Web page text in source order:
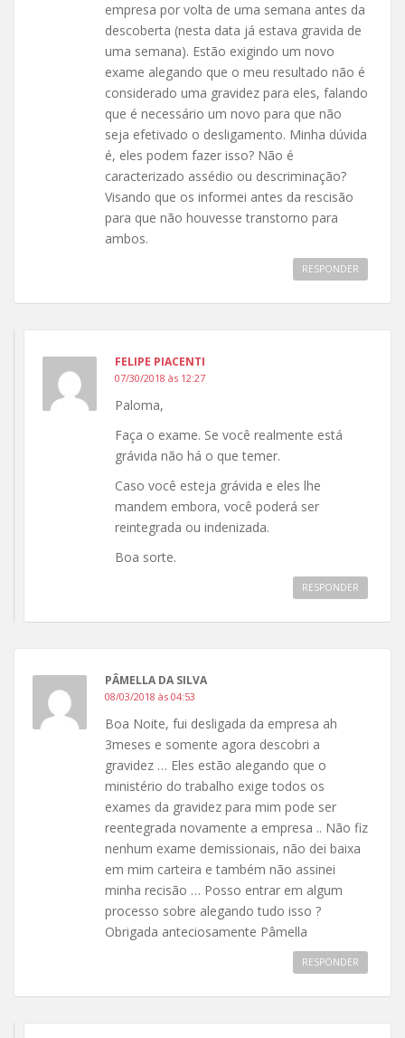
empresa por volta de uma semana antes da
descoberta (nesta data já estava gravida de
uma semana). Estão exigindo um novo
exame alegando que o meu resultado não é
considerado uma gravidez para eles, falando
que é necessário um novo para que não
seja efetivado o desligamento. Minha dúvida
é, eles podem fazer isso? Não é
caracterizado assédio ou descriminação?
Visando que os informei antes da rescisão
para que não houvesse transtorno para
ambos.
RESPONDER
FELIPE PIACENTI
07/30/2018 às 12:27
Paloma,
Faça o exame. Se você realmente está
grávida não há o que temer.
Caso você esteja grávida e eles lhe
mandem embora, você poderá ser
reintegrada ou indenizada.
Boa sorte.
RESPONDER
PÂMELLA DA SILVA
08/03/2018 às 04:53
Boa Noite, fui desligada da empresa ah
3meses e somente agora descobri a
gravidez … Eles estão alegando que o
ministério do trabalho exige todos os
exames da gravidez para mim pode ser
reentegrada novamente a empresa .. Não fiz
nenhum exame demissionais, não dei baixa
em mim carteira e também não assinei
minha recisão … Posso entrar em algum
processo sobre alegando tudo isso ?
Obrigada anteciosamente Pâmella
RESPONDER